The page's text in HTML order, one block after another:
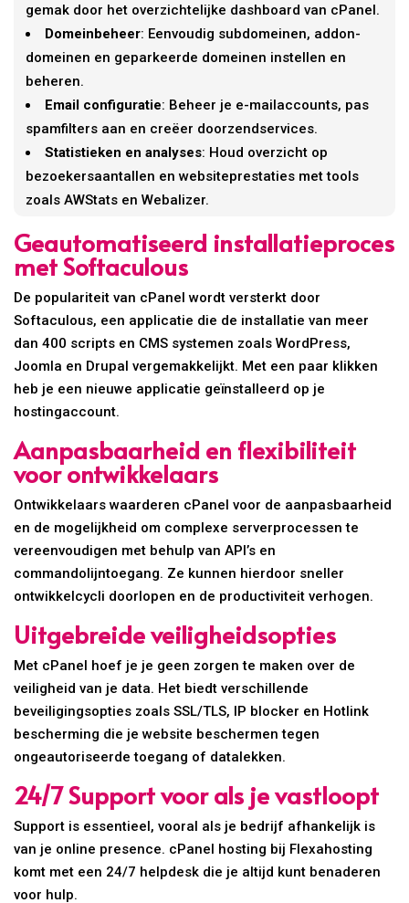
gemak door het overzichtelijke dashboard van cPanel.
Domeinbeheer: Eenvoudig subdomeinen, addon-
domeinen en geparkeerde domeinen instellen en
beheren.
Email configuratie: Beheer je e-mailaccounts, pas
spamfilters aan en creëer doorzendservices.
Statistieken en analyses: Houd overzicht op
bezoekersaantallen en websiteprestaties met tools
zoals AWStats en Webalizer.
Geautomatiseerd installatieproces
met Softaculous
De populariteit van cPanel wordt versterkt door
Softaculous, een applicatie die de installatie van meer
dan 400 scripts en CMS systemen zoals WordPress,
Joomla en Drupal vergemakkelijkt. Met een paar klikken
heb je een nieuwe applicatie geïnstalleerd op je
hostingaccount.
Aanpasbaarheid en flexibiliteit
voor ontwikkelaars
Ontwikkelaars waarderen cPanel voor de aanpasbaarheid
en de mogelijkheid om complexe serverprocessen te
vereenvoudigen met behulp van API’s en
commandolijntoegang. Ze kunnen hierdoor sneller
ontwikkelcycli doorlopen en de productiviteit verhogen.
Uitgebreide veiligheidsopties
Met cPanel hoef je je geen zorgen te maken over de
veiligheid van je data. Het biedt verschillende
beveiligingsopties zoals SSL/TLS, IP blocker en Hotlink
bescherming die je website beschermen tegen
ongeautoriseerde toegang of datalekken.
24/7 Support voor als je vastloopt
Support is essentieel, vooral als je bedrijf afhankelijk is
van je online presence. cPanel hosting bij Flexahosting
komt met een 24/7 helpdesk die je altijd kunt benaderen
voor hulp.